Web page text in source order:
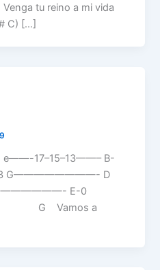
tu reino a mi vida
[…]
e——-17–15–13——– B-
23 G————————- D
E-0
Vamos a